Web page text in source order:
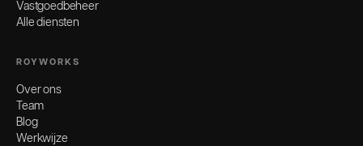
Vastgoedbeheer
Alle diensten
ROYWORKS
Over ons
Team
Blog
Werkwijze